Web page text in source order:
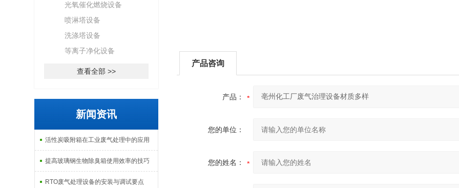
光氧催化燃烧设备
喷淋塔设备
洗涤塔设备
等离子净化设备
查看全部 >>
新闻资讯
活性炭吸附箱在工业废气处理中的应用
提高玻璃钢生物除臭箱使用效率的技巧
RTO废气处理设备的安装与调试要点
产品咨询
产品：
您的单位：
您的姓名：